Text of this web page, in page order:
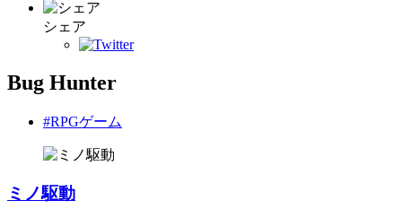
シェア
Bug Hunter
#RPGゲーム
ミノ駆動